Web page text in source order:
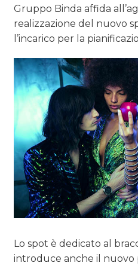
Gruppo Binda affida
realizzazione del nuovo
l’incarico per la
Lo spot è dedicato al
introduce anche il nuovo